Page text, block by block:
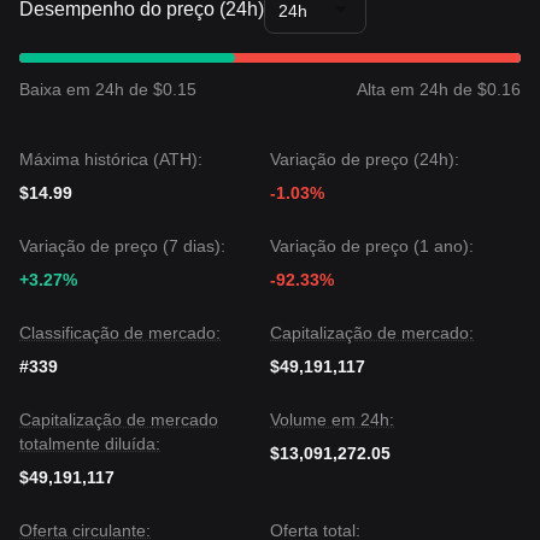
Com base na análise de vários especialistas, o consenso é:
embora a Berachain possa experimentar volatilidade ou
consolidação a curto prazo, desde que o preço da
Berachain permaneça acima do nível de suporte chave de
Desempenho do preço (24h) 24h
Baixa em 24h de $0.15 Alta em 24h de $0.16
Máxima histórica (ATH):
$14.99
Variação de preço (24h):
-1.03%
Variação de preço (7 dias):
+3.27%
Variação de preço (1 ano):
-92.33%
Classificação de mercado:
#339
Capitalização de mercado:
$49,191,117
Capitalização de mercado
totalmente diluída:
$49,191,117
Volume em 24h:
$13,091,272.05
Oferta circulante: Oferta total: